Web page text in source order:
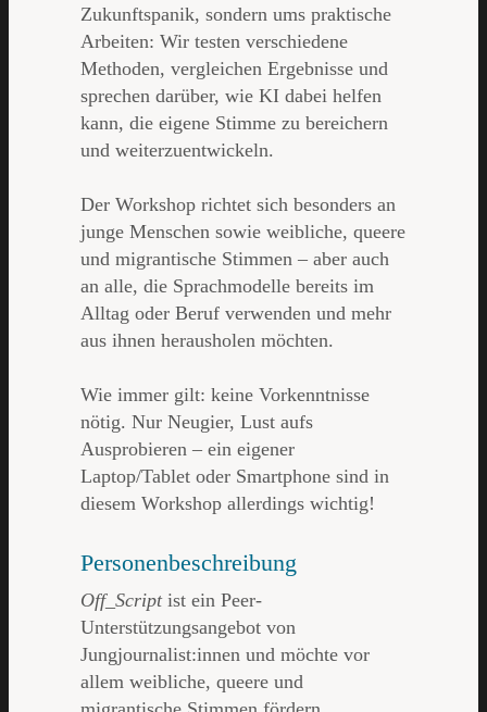
Zukunftspanik, sondern ums praktische
Arbeiten: Wir testen verschiedene
Methoden, vergleichen Ergebnisse und
sprechen darüber, wie KI dabei helfen
kann, die eigene Stimme zu bereichern
und weiterzuentwickeln.
Der Workshop richtet sich besonders an
junge Menschen sowie weibliche, queere
und migrantische Stimmen – aber auch
an alle, die Sprachmodelle bereits im
Alltag oder Beruf verwenden und mehr
aus ihnen herausholen möchten.
Wie immer gilt: keine Vorkenntnisse
nötig. Nur Neugier, Lust aufs
Ausprobieren – ein eigener
Laptop/Tablet oder Smartphone sind in
diesem Workshop allerdings wichtig!
Personenbeschreibung
Off_Script ist ein Peer-
Unterstützungsangebot von
Jungjournalist:innen und möchte vor
allem weibliche, queere und